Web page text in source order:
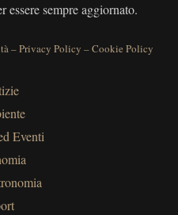
sempre aggiornato.
–Privacy Policy –Cookie Policy
Eventi